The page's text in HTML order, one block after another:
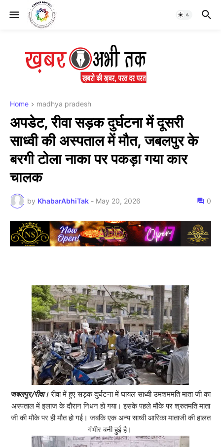
Home madhya pradesh
अपडेट, रीवा सड़क दुर्घटना में दूसरी
साध्वी की अस्पताल में मौत, जबलपुर के
बरगी टोला नाका पर पकड़ा गया कार
चालक
by KhabarAbhiTak - May 20, 2026 0
जबलपुर/रीवा।रीवा में हुए सड़क दुर्घटना में घायल साध्वी उमशममति माता जी का
अस्पताल में इलाज के दौरान निधन हो गया। इसके पहले मौके पर श्रुतमति माता
जी की मौके पर ही मौत हो गई। जबकि एक अन्य साध्वी आरिका माताजी की हालत
गंभीर बनी हुई है।